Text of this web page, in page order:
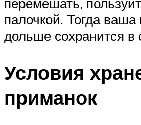
палочкой. Тогда ваша
дольше сохранится в
Условия
приманок